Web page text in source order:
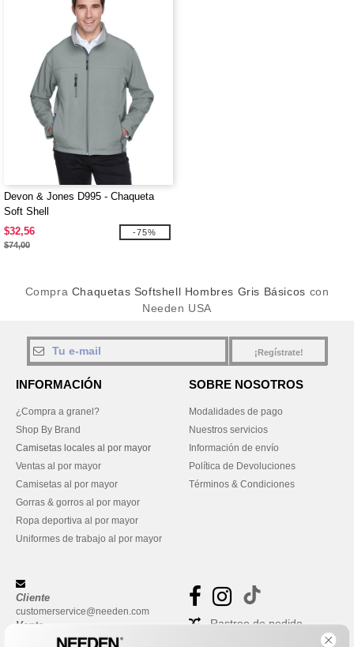
Devon & Jones D995 - Chaqueta
Soft Shell
$32,56
$74,00
-75%
Compra Chaquetas Softshell Hombres Gris Básicos con
Needen USA
¡Regístrate!
INFORMACIÓN
¿Compra a granel?
Shop By Brand
Camisetas locales al por mayor
Ventas al por mayor
Camisetas al por mayor
Gorras & gorros al por mayor
Ropa deportiva al por mayor
Uniformes de trabajo al por mayor
SOBRE NOSOTROS
Modalidades de pago
Nuestros servicios
Información de envío
Política de Devoluciones
Términos & Condiciones
Cliente
customerservice@needen.com
Venta
sales@needen.com
Rastreo de pedido